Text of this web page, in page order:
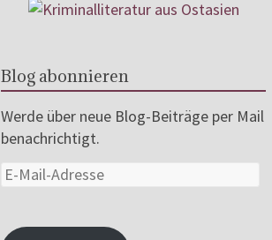
Blog abonnieren
Werde über neue Blog-Beiträge per Mail
benachrichtigt.